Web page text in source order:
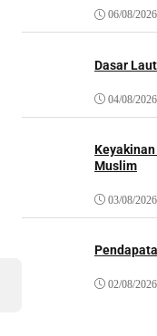
06/08/2026
Dasar Laut
04/08/2026
Muslim
03/08/2026
02/08/2026